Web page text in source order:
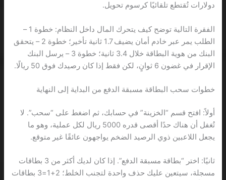
دولارات تُقتطع تلقائيًا كرسوم تحويل.
الفقرة التالية توضح كيف يتحرك المال داخل النظام: خطوة 1 –
الطلب يمر عبر خادم أمان يضيف 1.7 ثانية تأخير؛ خطوة 2 – يتحقق
البنك من هوية البطاقة خلال 3.4 ثانية؛ خطوة 3 – يرسل البنك
الإقرار في غضون 6 ثوانٍ، لكن فقط إذا كان رصيدك فوق 50 ريالًا.
خطوات سحب البطاقة مسبقة الدفع من البداية إلى النهاية
أولاً: افتح قسم “الخزينة” في حسابك، ثم اضغط على “سحب”. لا
تُغفل أن هناك حدًا أقصى قدره 5000 ريال لكل عملية، وهو ما
يجعل اللاعبين ذوي الرصيد الضخم يواجهون عائقًا غير متوقع.
ثانيًا: اختر “بطاقة مسبقة الدفع”. إذا كان لديك أكثر من 3 بطاقات
مسجلة، سيتعين عليك حذف واحدة لتجنب الخلط؛ 2+1=3 بطاقات